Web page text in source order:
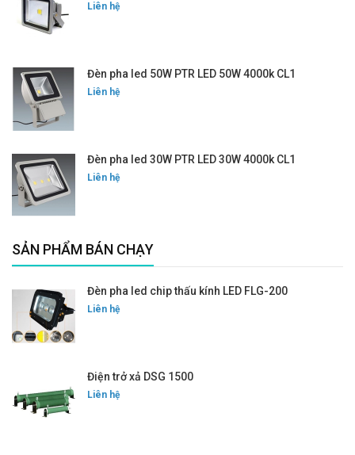
Liên hệ
Đèn pha led 50W PTR LED 50W 4000k CL1
Liên hệ
Đèn pha led 30W PTR LED 30W 4000k CL1
Liên hệ
SẢN PHẨM BÁN CHẠY
Đèn pha led chip thấu kính LED FLG-200
Liên hệ
Điện trở xả DSG 1500
Liên hệ